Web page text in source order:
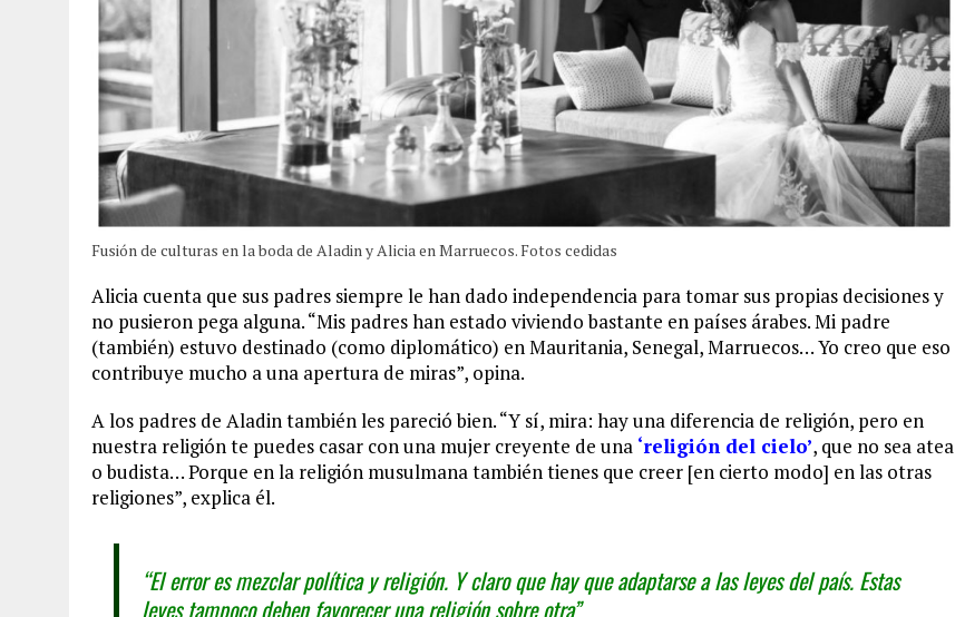
Fusión de culturas en la boda de Aladin y Alicia en Marruecos. Fotos cedidas
Alicia cuenta que sus padres siempre le han dado independencia para tomar sus propias decisiones y
no pusieron pega alguna. “Mis padres han estado viviendo bastante en países árabes. Mi padre
(también) estuvo destinado (como diplomático) en Mauritania, Senegal, Marruecos… Yo creo que eso
contribuye mucho a una apertura de miras”, opina.
A los padres de Aladin también les pareció bien. “Y sí, mira: hay una diferencia de religión, pero en
nuestra religión te puedes casar con una mujer creyente de una ‘religión del cielo’, que no sea atea
o budista… Porque en la religión musulmana también tienes que creer [en cierto modo] en las otras
religiones”, explica él.
“El error es mezclar política y religión. Y claro que hay que adaptarse a las leyes del país. Estas
leyes tampoco deben favorecer una religión sobre otra”